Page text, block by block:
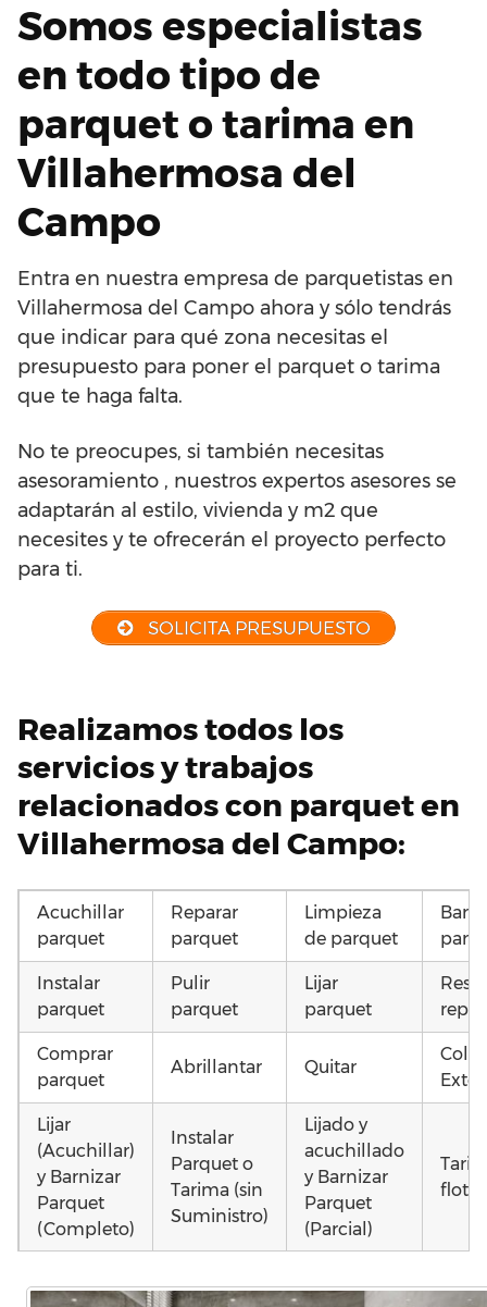
Somos especialistas
en todo tipo de
parquet o tarima en
Villahermosa del
Campo
Entra en nuestra empresa de parquetistas en
Villahermosa del Campo ahora y sólo tendrás
que indicar para qué zona necesitas el
presupuesto para poner el parquet o tarima
que te haga falta.
No te preocupes, si también necesitas
asesoramiento , nuestros expertos asesores se
adaptarán al estilo, vivienda y m2 que
necesites y te ofrecerán el proyecto perfecto
para ti.
SOLICITA PRESUPUESTO
Realizamos todos los
servicios y trabajos
relacionados con parquet en
Villahermosa del Campo:
Acuchillar
parquet
Reparar
parquet
Limpieza
de parquet
Instalar
parquet
Pulir
parquet
Lijar
parquet
Comprar
parquet
Abrillantar Quitar
Lijar
(Acuchillar)
y Barnizar
Parquet
(Completo)
Instalar
Parquet o
Tarima (sin
Suministro)
Lijado y
acuchillado
y Barnizar
Parquet
(Parcial)
parquet o
parquet o
parquet o